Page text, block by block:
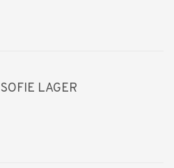
SOFIE LAGER